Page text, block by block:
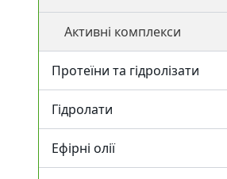
Після засмаги
Активні комплекси
Протеїни та гідролізати
Гідролати
Ефірні олії